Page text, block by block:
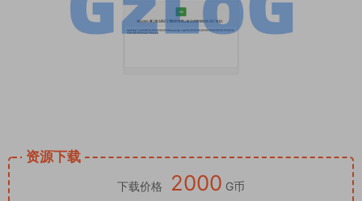
资源下载
下载价格 2000 G币